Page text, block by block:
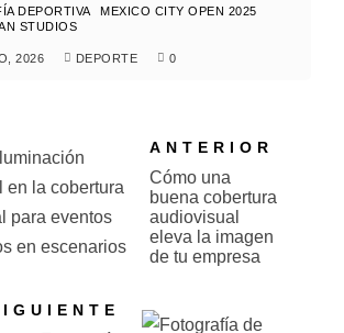
DEPORTIVA
MEXICO CITY OPEN 2025
STUDIOS
2026 DEPORTE 0
ANTERIOR
Cómo una
buena cobertura
audiovisual
eleva la imagen
de tu empresa